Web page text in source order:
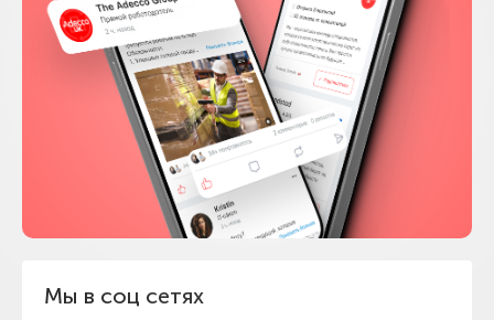
Мы в соц сетях